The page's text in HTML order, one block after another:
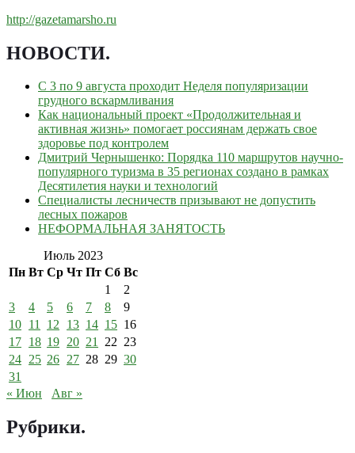
http://gazetamarsho.ru
НОВОСТИ.
С 3 по 9 августа проходит Неделя популяризации
грудного вскармливания
Как национальный проект «Продолжительная и
активная жизнь» помогает россиянам держать свое
здоровье под контролем
Дмитрий Чернышенко: Порядка 110 маршрутов научно-
популярного туризма в 35 регионах создано в рамках
Десятилетия науки и технологий
Специалисты лесничеств призывают не допустить
лесных пожаров
НЕФОРМАЛЬНАЯ ЗАНЯТОСТЬ
Июль 2023
Пн Вт Ср Чт Пт Сб Вс
1
2
3
4 5 6 7 8
9
10 11 12 13 14 15 16
17 18 19 20 21 22 23
24 25 26 27 28 29 30
31
« Июн
Авг »
Рубрики.